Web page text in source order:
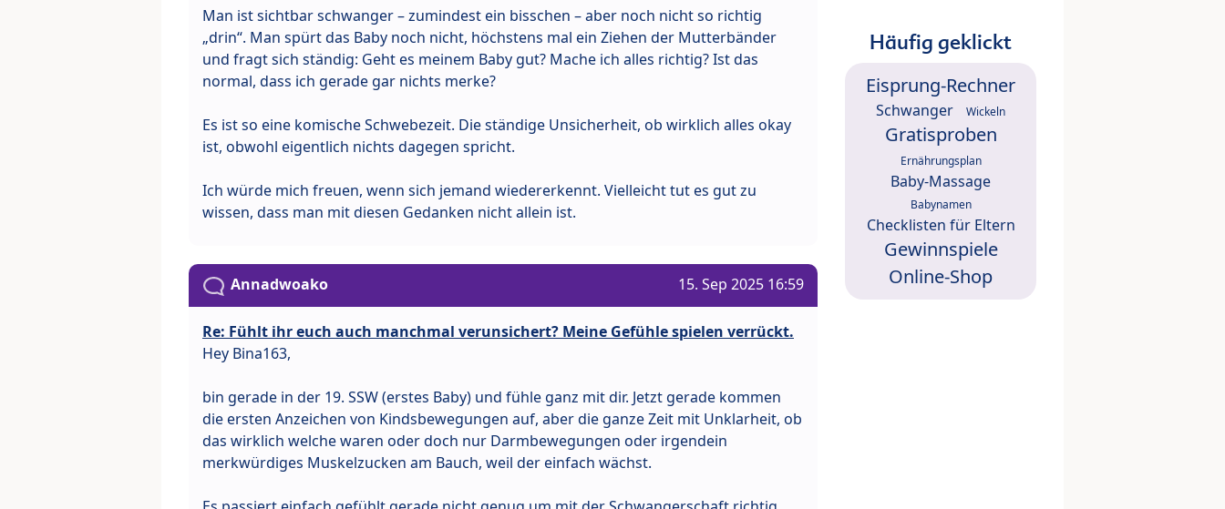
Man ist sichtbar schwanger – zumindest ein bisschen – aber noch nicht so richtig
„drin“. Man spürt das Baby noch nicht, höchstens mal ein Ziehen der Mutterbänder
und fragt sich ständig: Geht es meinem Baby gut? Mache ich alles richtig? Ist das
normal, dass ich gerade gar nichts merke?
Es ist so eine komische Schwebezeit. Die ständige Unsicherheit, ob wirklich alles okay
ist, obwohl eigentlich nichts dagegen spricht.
Ich würde mich freuen, wenn sich jemand wiedererkennt. Vielleicht tut es gut zu
wissen, dass man mit diesen Gedanken nicht allein ist.
Annadwoako 15. Sep 2025 16:59
Re: Fühlt ihr euch auch manchmal verunsichert? Meine Gefühle spielen verrückt.
Hey Bina163,
bin gerade in der 19. SSW (erstes Baby) und fühle ganz mit dir. Jetzt gerade kommen
die ersten Anzeichen von Kindsbewegungen auf, aber die ganze Zeit mit Unklarheit, ob
das wirklich welche waren oder doch nur Darmbewegungen oder irgendein
merkwürdiges Muskelzucken am Bauch, weil der einfach wächst.
Häufig geklickt
Eisprung-Rechner
Schwanger Wickeln
Gratisproben
Ernährungsplan
Baby-Massage
Babynamen
Checklisten für Eltern
Gewinnspiele
Online-Shop